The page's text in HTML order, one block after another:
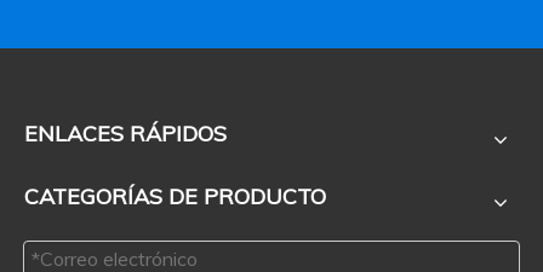
ENLACES RÁPIDOS
CATEGORÍAS DE PRODUCTO